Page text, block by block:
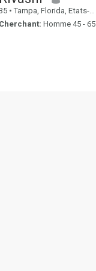
• Tampa, Florida, Etats-Unis
Cherchant: Homme 45 - 65